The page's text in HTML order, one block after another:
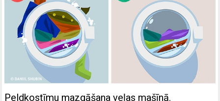
Peldkostīmu mazgāšana veļas mašīnā.